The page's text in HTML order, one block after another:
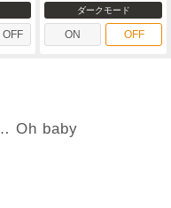
OFF
ダークモード
ON OFF
Oh baby